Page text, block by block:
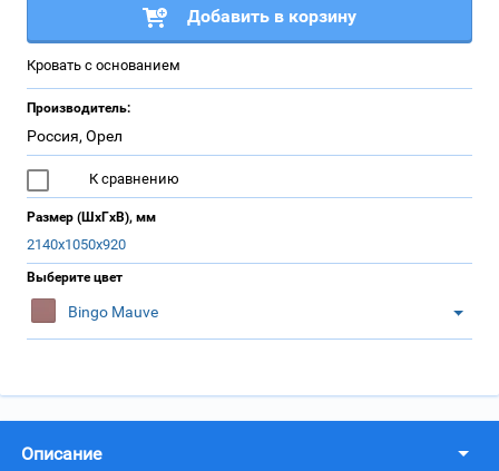
Добавить в корзину
Кровать с основанием
Производитель:
Россия, Орел
К сравнению
Размер (ШхГхВ), мм
2140х1050х920
Выберите цвет
Bingo Mauve
Описание